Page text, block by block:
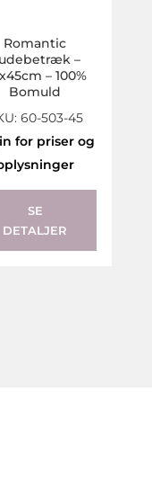
Romantic
–
– 100%
Bomuld
60-503-45
for priser og
SE
DETALJER